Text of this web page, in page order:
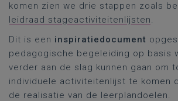
komen zien we drie stappen zoals
leidraad stageactiviteitenlijsten.
Dit is een inspiratiedocument
pedagogische begeleiding op basis
verder aan de slag kunnen gaan om
individuele activiteitenlijst te komen
de realisatie van de leerplandoelen.